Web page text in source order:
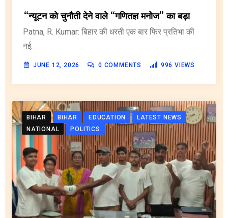
“न्यूटन को चुनौती देने वाले “गणितज्ञ मनोज” का बड़ा
Patna, R. Kumar: बिहार की धरती एक बार फिर प्रतिभा की
नई.
JUNE 12, 2026 0 COMMENTS 996 VIEWS
BIHAR BIHAR EDUCATION
LATEST NEWS
NATIONAL
POLITICS